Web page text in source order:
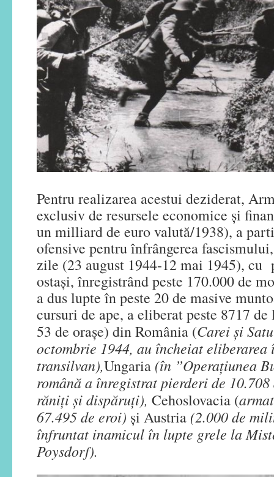
Pentru realizarea acestui deziderat,
exclusiv de resursele economice și
un milliard de euro valută/1938), a
ofensive pentru înfrângerea
zile (23 august 1944-12 mai 1945), cu
ostași, înregistrând peste 170.000 de
a dus lupte în peste 20 de masive
cursuri de ape, a eliberat peste 8717
53 de orașe) din România (Carei și
octombrie 1944, au încheiat
transilvan),Ungaria (în ”Operațiunea
română a înregistrat pierderi de
răniți și dispăruți), Cehoslovacia (
67.495 de eroi) și Austria (2.000 de
înfruntat inamicul în lupte grele la
Poysdorf).